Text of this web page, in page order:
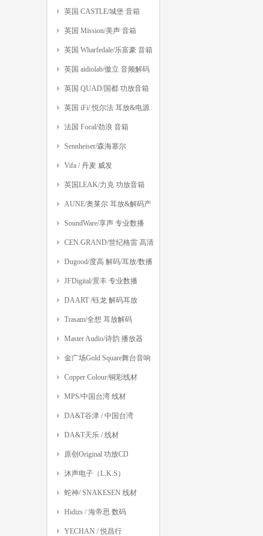
英国 CASTLE/城堡 音箱
英国 Mission/美声 音箱
英国 Wharfedale/乐富豪 音箱
英国 aidiolab/傲立 音频解码
英国 QUAD/国都 功放音箱
英国 iFi/ 悦尔法 耳放&电源
法国 Focal/劲浪 音箱
Sennheiser/森海塞尔
Vifa / 丹麦 威发
英国LEAK/力克 功放音箱
AUNE/奥莱尔 耳放&解码产
品 SoundWare/享声 专业数播
CEN.GRAND/世纪格雷 高清
音视频
Dugood/度高 解码/耳放/数播
JFDigital/景丰 专业数播
DAART /钰龙 解码耳放
Trasam/全想 耳放解码
Master Audio/诗韵 播放器
金广场Gold Square舞台音响
Copper Colour/铜彩线材
MPS/中国台湾 线材
DA&T谷津 / 中国台湾
DA&T天乐 / 线材
原创Original 功放CD
沐声电子（L.K.S）
蛇神/ SNAKESEN 线材
Hidizs / 海帝思 数码
YECHAN / 悦昌行